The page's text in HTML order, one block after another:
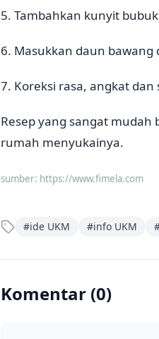
5. Tambahkan kunyit
6. Masukkan daun bawang
7. Koreksi rasa, angkat
Resep yang sangat mudah
rumah menyukainya.
sumber: https://www.fimela.com
#ide UKM #info UKM
Komentar (0)